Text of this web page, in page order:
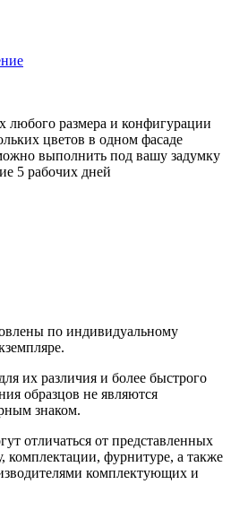
любого размера и конфигурации
цветов в одном фасаде
выполнить под вашу задумку
5 рабочих дней
по индивидуальному
их различия и более быстрого
образцов не являются
знаком.
отличаться от представленных
комплектации, фурнитуре, а также
комплектующих и